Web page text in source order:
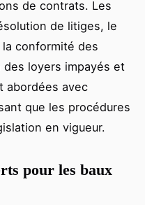
de contrats. Les
de litiges, le
conformité des
loyers impayés et
abordées avec
que les procédures
en vigueur.
pour les baux